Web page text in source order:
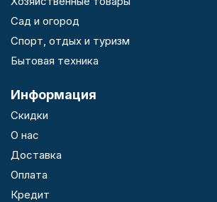
Сад и огород
Спорт, отдых и туризм
Бытовая техника
Информация
Скидки
О нас
Доставка
Оплата
Кредит